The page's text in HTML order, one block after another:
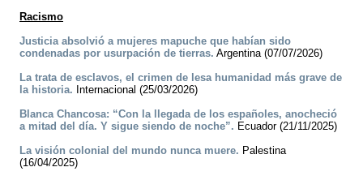
Racismo
Justicia absolvió a mujeres mapuche que habían sido
condenadas por usurpación de tierras. Argentina (07/07/2026)
La trata de esclavos, el crimen de lesa humanidad más grave de
la historia. Internacional (25/03/2026)
Blanca Chancosa: “Con la llegada de los españoles, anocheció
a mitad del día. Y sigue siendo de noche”. Ecuador (21/11/2025)
La visión colonial del mundo nunca muere. Palestina
(16/04/2025)